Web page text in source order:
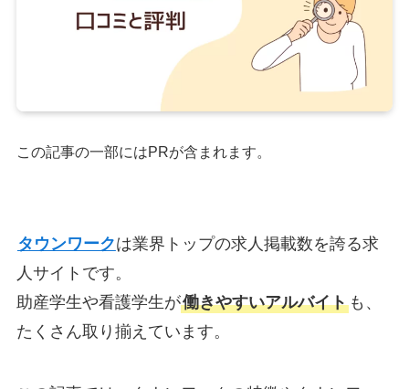
この記事の一部にはPRが含まれます。
タウンワークは業界トップの求人掲載数を誇る求
人サイトです。
助産学生や看護学生が働きやすいアルバイトも、
たくさん取り揃えています。